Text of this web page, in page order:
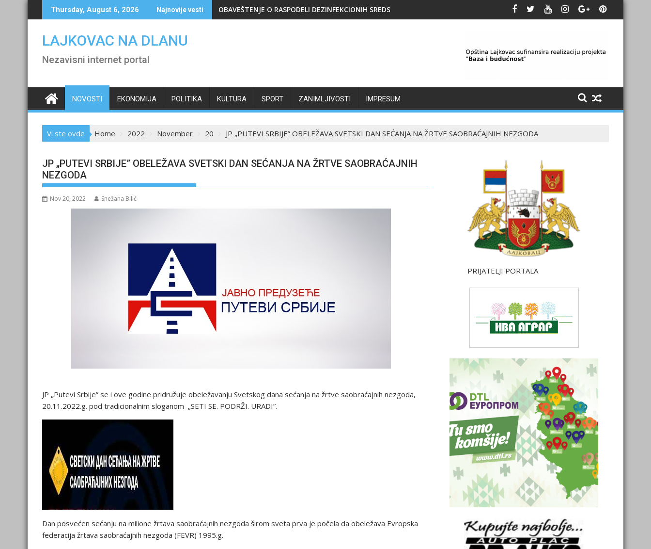
to
Thursday, August 6, 2026 Najnovije vesti OBAVEŠTENJE O RASPODELI DEZINFEKCIONIH SREDSTAVA
LAJKOVAC NA DLANU
Nezavisni internet portal
NOVOSTI EKONOMIJA POLITIKA KULTURA SPORT ZANIMLJIVOSTI IMPRESUM
Vi ste ovde Home 2022 November 20 JP „PUTEVI SRBIJE” OBELEŽAVA SVETSKI DAN SEĆANJA NA ŽRTVE SAOBRAĆAJNIH NEZGODA
JP „PUTEVI SRBIJE” OBELEŽAVA SVETSKI DAN SEĆANJA NA ŽRTVE SAOBRAĆAJNIH
NEZGODA
Nov 20, 2022 Snežana Bilić
JP „Putevi Srbije” se i ove godine pridružuje obeležavanju Svetskog dana sećanja na žrtve saobraćajnih nezgoda,
20.11.2022.g. pod tradicionalnim sloganom „SETI SE. PODRŽI. URADI”.
Dan posvećen sećanju na milione žrtava saobraćajnih nezgoda širom sveta prva je počela da obeležava Evropska
federacija žrtava saobraćajnih nezgoda (FEVR) 1995.g.
PRIJATELJI PORTALA